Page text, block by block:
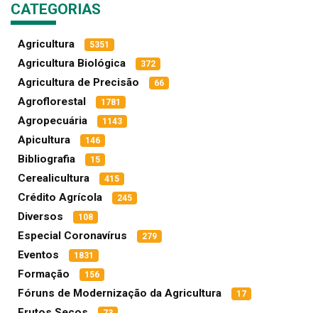
CATEGORIAS
Agricultura 5351
Agricultura Biológica 372
Agricultura de Precisão 66
Agroflorestal 1781
Agropecuária 1143
Apicultura 146
Bibliografia 15
Cerealicultura 415
Crédito Agrícola 245
Diversos 108
Especial Coronavírus 279
Eventos 1831
Formação 156
Fóruns de Modernização da Agricultura 17